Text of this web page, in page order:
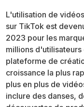
L'utilisation de
sur TikTok est
2023 pour les
millions d'utilisateurs
plateforme de
croissance la plus
plus en plus de
inclure des danses,